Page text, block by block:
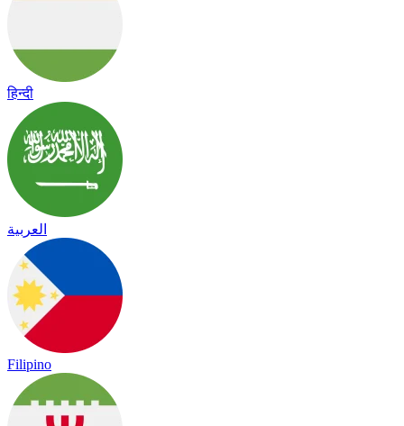
हिन्दी
العربية
Filipino